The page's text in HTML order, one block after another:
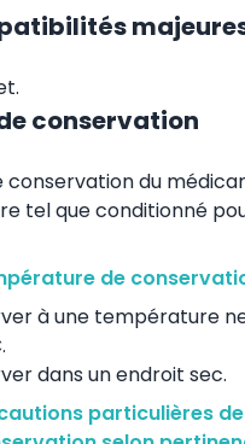
conservation
conservation du
tel que conditionné
de
à une température
dans un endroit sec.
particulières de